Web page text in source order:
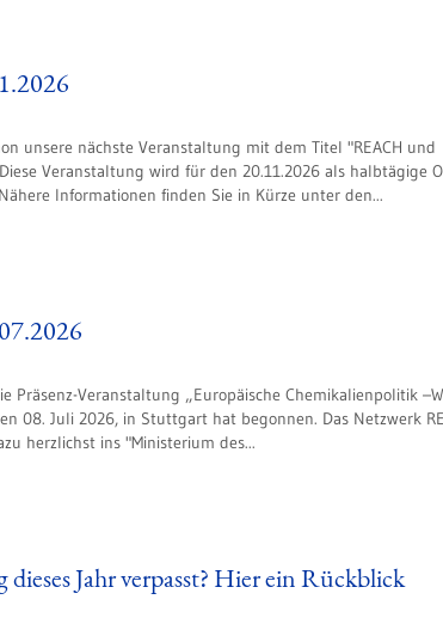
unsere nächste Veranstaltung mit dem Titel "REACH und
Veranstaltung wird für den 20.11.2026 als halbtägige
Informationen finden Sie in Kürze unter den...
Präsenz-Veranstaltung „Europäische Chemikalienpolitik
08. Juli 2026, in Stuttgart hat begonnen. Das Netzwerk
herzlichst ins "Ministerium des...
Jahr verpasst? Hier ein Rückblick